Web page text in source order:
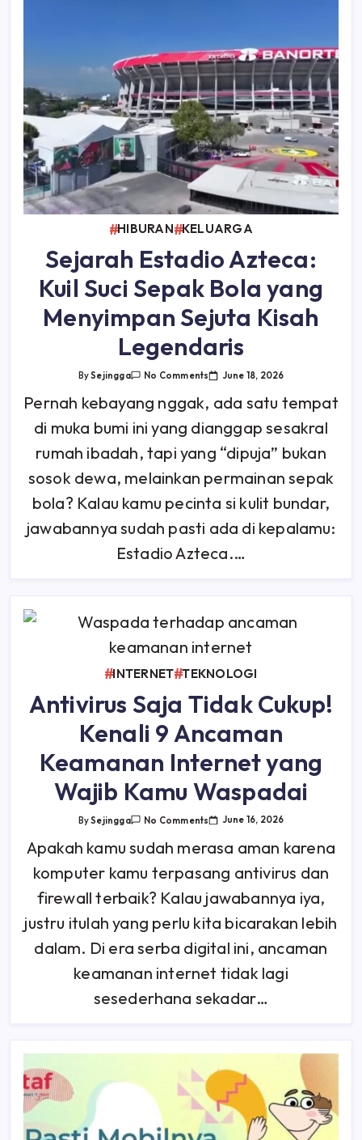
HIBURAN KELUARGA
Sejarah Estadio Azteca:
Kuil Suci Sepak Bola yang
Menyimpan Sejuta Kisah
Legendaris
BySejingga No CommentsOn
Estadio
Azteca:
Suci
Sepak
Bola
Yang
Sejuta
Legendaris
June 18, 2026
Pernah kebayang nggak, ada satu tempat
di muka bumi ini yang dianggap sesakral
rumah ibadah, tapi yang “dipuja” bukan
sosok dewa, melainkan permainan sepak
bola? Kalau kamu pecinta si kulit bundar,
jawabannya sudah pasti ada di kepalamu:
Estadio Azteca.…
INTERNET TEKNOLOGI
Antivirus Saja Tidak Cukup!
Kenali 9 Ancaman
Keamanan Internet yang
Wajib Kamu Waspadai
BySejingga No CommentsOn
Tidak
Kenali
9
Ancaman
Keamanan
Yang
Kamu
Waspadai
June 16, 2026
Apakah kamu sudah merasa aman karena
komputer kamu terpasang antivirus dan
firewall terbaik? Kalau jawabannya iya,
justru itulah yang perlu kita bicarakan lebih
dalam. Di era serba digital ini, ancaman
keamanan internet tidak lagi
sesederhana sekadar…